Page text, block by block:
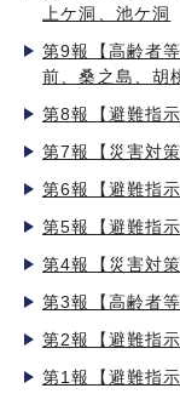
上ケ洞、池ケ洞
第9報【高齢者
前、桑之島、胡
第8報【避難指
第7報【災害対
第6報【避難指
第5報【避難指
第4報【災害対
第3報【高齢者
第2報【避難指
第1報【避難指